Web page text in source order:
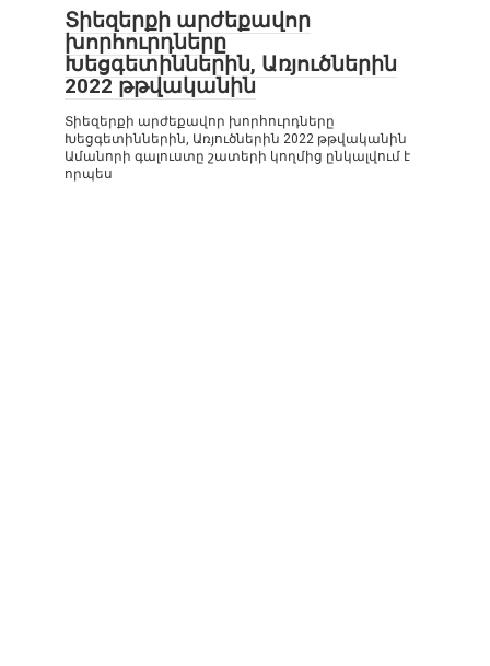
Տիեզերքի արժեքավոր
խորհուրդները
Խեցգետիններին, Առյուծներին
2022 թթվականին
Տիեզերքի արժեքավոր խորհուրդները
Խեցգետիններին, Առյուծներին 2022 թթվականին
Ամանորի գալուստը շատերի կողմից ընկալվում է
որպես